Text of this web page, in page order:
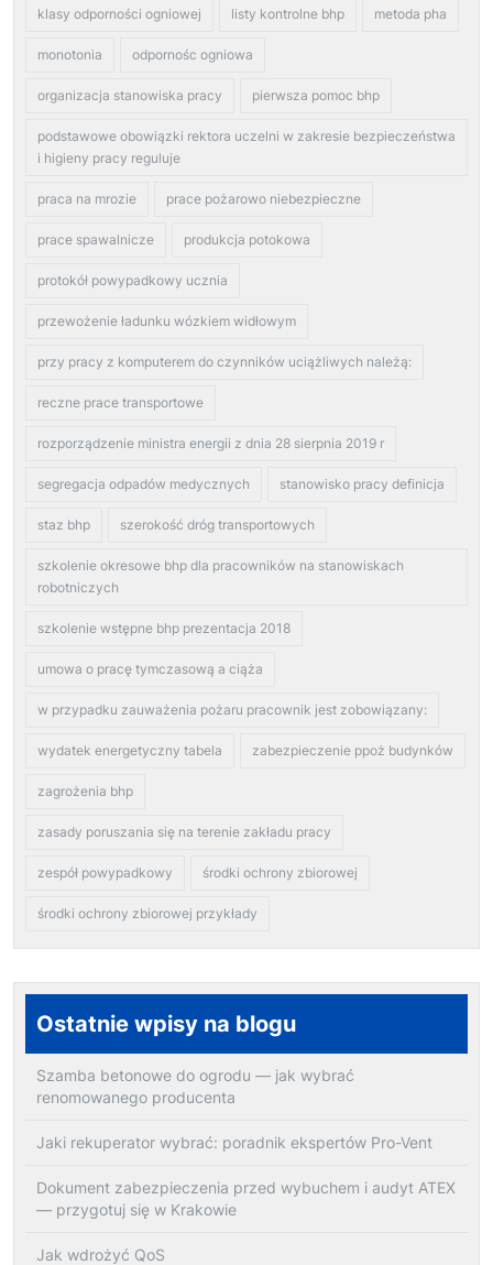
klasy odporności ogniowej listy kontrolne bhp metoda pha
monotonia odpornośc ogniowa
organizacja stanowiska pracy pierwsza pomoc bhp
podstawowe obowiązki rektora uczelni w zakresie bezpieczeństwa
i higieny pracy reguluje
praca na mrozie prace pożarowo niebezpieczne
prace spawalnicze produkcja potokowa
protokół powypadkowy ucznia
przewożenie ładunku wózkiem widłowym
przy pracy z komputerem do czynników uciążliwych należą:
reczne prace transportowe
rozporządzenie ministra energii z dnia 28 sierpnia 2019 r
segregacja odpadów medycznych stanowisko pracy definicja
staz bhp szerokość dróg transportowych
szkolenie okresowe bhp dla pracowników na stanowiskach
robotniczych
szkolenie wstępne bhp prezentacja 2018
umowa o pracę tymczasową a ciąża
w przypadku zauważenia pożaru pracownik jest zobowiązany:
wydatek energetyczny tabela zabezpieczenie ppoż budynków
zagrożenia bhp
zasady poruszania się na terenie zakładu pracy
zespół powypadkowy środki ochrony zbiorowej
środki ochrony zbiorowej przykłady
Ostatnie wpisy na blogu
Szamba betonowe do ogrodu — jak wybrać
renomowanego producenta
Jaki rekuperator wybrać: poradnik ekspertów Pro-Vent
Dokument zabezpieczenia przed wybuchem i audyt ATEX
— przygotuj się w Krakowie
Jak wdrożyć QoS